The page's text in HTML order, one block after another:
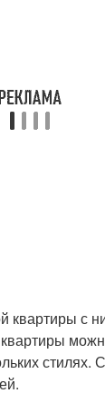
квартиры с
стилях.